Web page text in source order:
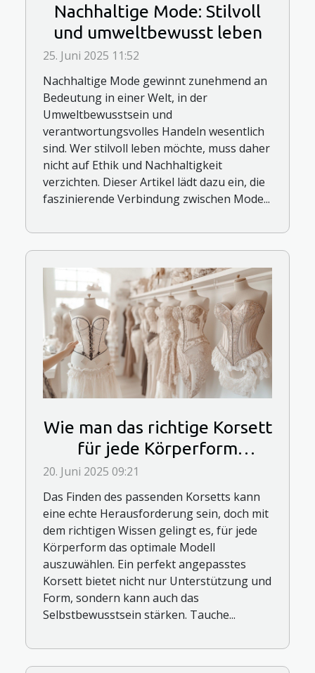
Nachhaltige Mode: Stilvoll
und umweltbewusst leben
25. Juni 2025 11:52
Nachhaltige Mode gewinnt zunehmend an
Bedeutung in einer Welt, in der
Umweltbewusstsein und
verantwortungsvolles Handeln wesentlich
sind. Wer stilvoll leben möchte, muss daher
nicht auf Ethik und Nachhaltigkeit
verzichten. Dieser Artikel lädt dazu ein, die
faszinierende Verbindung zwischen Mode...
Wie man das richtige Korsett
für jede Körperform
auswählt
20. Juni 2025 09:21
Das Finden des passenden Korsetts kann
eine echte Herausforderung sein, doch mit
dem richtigen Wissen gelingt es, für jede
Körperform das optimale Modell
auszuwählen. Ein perfekt angepasstes
Korsett bietet nicht nur Unterstützung und
Form, sondern kann auch das
Selbstbewusstsein stärken. Tauche...